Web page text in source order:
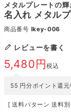
メタルプレートの
名入れ メタル
商品番号 lkey-006
レビューを書く
5,480 税込
55 円分ポイント還元
送料パターン 送料別